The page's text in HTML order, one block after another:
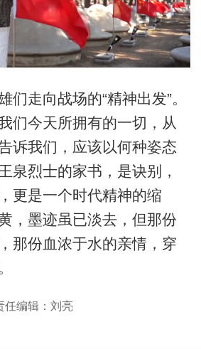
走向战场的“精神出发”。
们今天所拥有的一切，从
诉我们，应该以何种姿态
泉烈士的家书，是诀别，
更是一个时代精神的缩
，墨迹虽已淡去，但那份
那份血浓于水的亲情，穿
任编辑：刘亮